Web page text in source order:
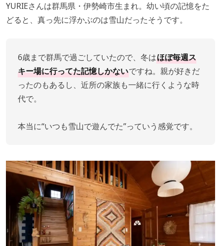
YURIEさんは群馬県・伊勢崎市生まれ。幼い頃の記憶をた
どると、真っ先に浮かぶのは雪山だったそうです。
6歳まで群馬で過ごしていたので、冬はほぼ毎週ス
キー場に行ってた記憶しかないですね。親が好きだ
ったのもあるし、近所の家族も一緒に行くような時
代で。
本当に“いつも雪山で遊んでた”っていう感覚です。